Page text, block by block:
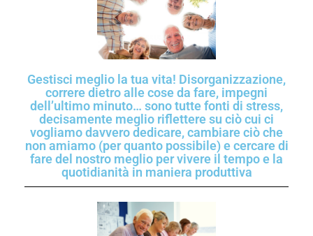
Gestisci meglio la tua vita! Disorganizzazione,
correre dietro alle cose da fare, impegni
dell’ultimo minuto… sono tutte fonti di stress,
decisamente meglio riflettere su ciò cui ci
vogliamo davvero dedicare, cambiare ciò che
non amiamo (per quanto possibile) e cercare di
fare del nostro meglio per vivere il tempo e la
quotidianità in maniera produttiva